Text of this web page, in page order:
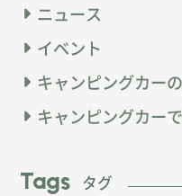
ニュース
イベント
キャンピングカー
キャンピングカー
Tags タグ